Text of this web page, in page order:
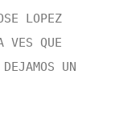
LOPEZ
VES QUE
UN